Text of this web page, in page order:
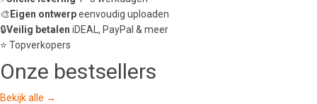
🎨 Eigen ontwerpeenvoudig uploaden
🔒Veilig betalen iDEAL, PayPal & meer
⭐ Topverkopers
Onze bestsellers
Bekijk alle →